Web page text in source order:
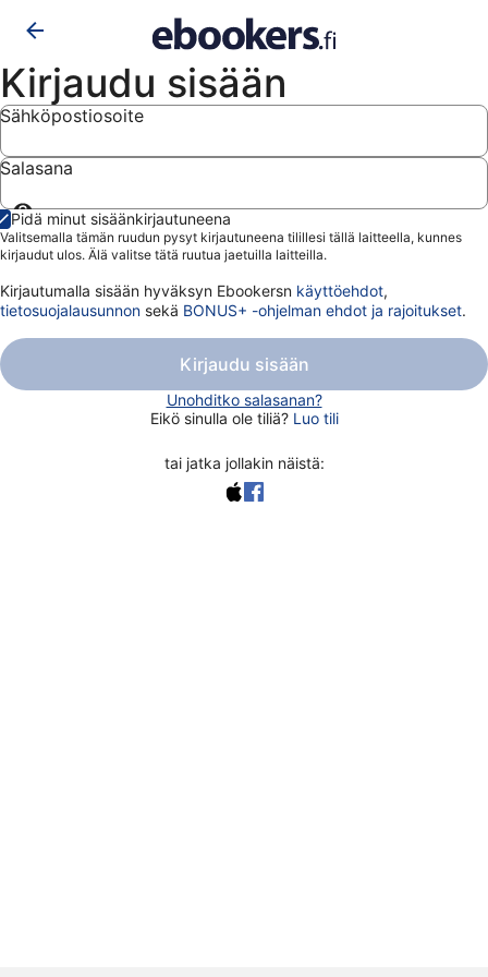
Kirjaudu sisään
Sähköpostiosoite
Salasana
Näytä
salasana
Pidä minut sisäänkirjautuneena
Valitsemalla tämän ruudun pysyt kirjautuneena tilillesi tällä laitteella, kunnes
kirjaudut ulos. Älä valitse tätä ruutua jaetuilla laitteilla.
Kirjautumalla sisään hyväksyn Ebookersn käyttöehdot,
tietosuojalausunnon sekä BONUS+ -ohjelman ehdot ja rajoitukset.
Kirjaudu sisään
Unohditko salasanan?
Eikö sinulla ole tiliä? Luo tili
tai jatka jollakin näistä: